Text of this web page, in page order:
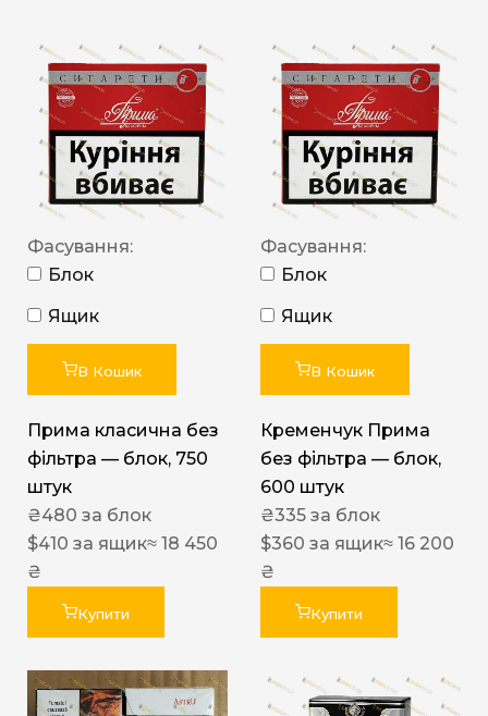
Фасування:
Блок
Ящик
В Кошик
Прима класична без
фільтра — блок, 750
штук
₴480 за блок
$410 за ящик≈ 18 450
₴
Купити
Фасування:
Блок
Ящик
В Кошик
Кременчук Прима
без фільтра — блок,
600 штук
₴335 за блок
$360 за ящик≈ 16 200
₴
Купити